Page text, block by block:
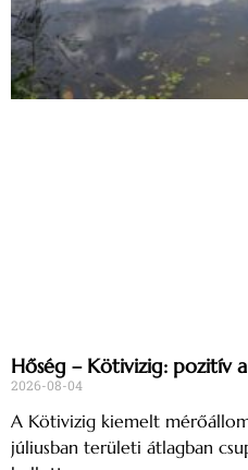
Hőség – Kötivizig: pozitív
2026-08-04
A Kötivizig kiemelt
júliusban területi átlagban